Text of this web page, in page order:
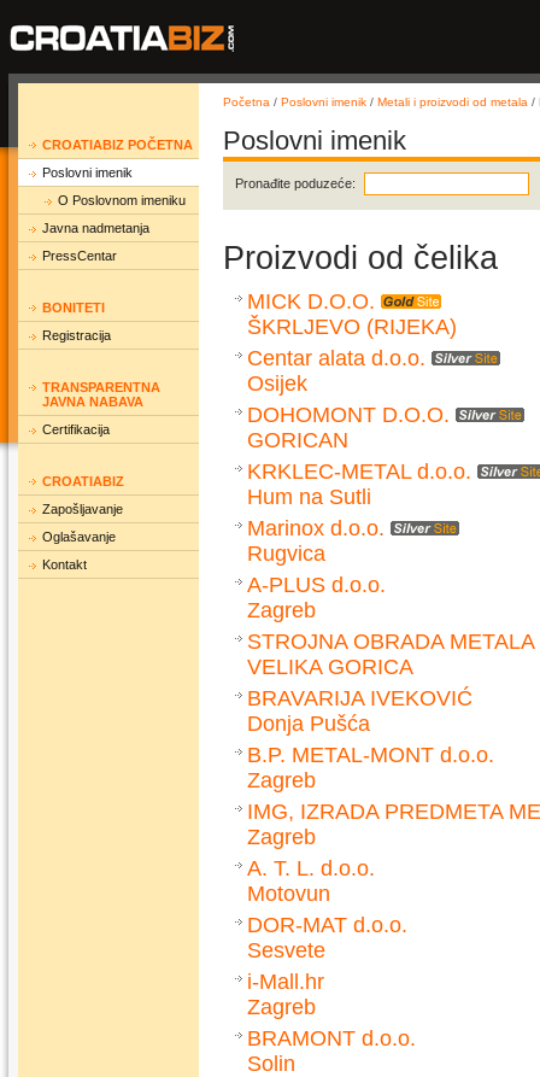
CROATIABIZ POČETNA
Poslovni imenik
O Poslovnom imeniku
Javna nadmetanja
PressCentar
BONITETI
Registracija
TRANSPARENTNA
JAVNA NABAVA
Certifikacija
CROATIABIZ
Zapošljavanje
Oglašavanje
Kontakt
Početna / Poslovni imenik / Metali i proizvodi od metala /
Poslovni imenik
Pronađite poduzeće:
Proizvodi od čelika
MICK D.O.O.
ŠKRLJEVO (RIJEKA)
Centar alata d.o.o.
Osijek
DOHOMONT D.O.O.
GORICAN
KRKLEC-METAL d.o.o.
Hum na Sutli
Marinox d.o.o.
Rugvica
A-PLUS d.o.o.
Zagreb
STROJNA OBRADA
VELIKA GORICA
BRAVARIJA IVEKOVIĆ
Donja Pušća
B.P. METAL-MONT d.o.o.
Zagreb
IMG, IZRADA PREDMETA
Zagreb
A. T. L. d.o.o.
Motovun
DOR-MAT d.o.o.
Sesvete
i-Mall.hr
Zagreb
BRAMONT d.o.o.
Solin